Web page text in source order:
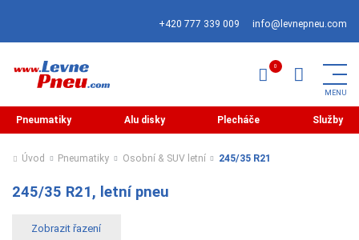
+420 777 339 009 info@levnepneu.com
Pneumatiky Alu disky Plecháče Služby
Úvod Pneumatiky Osobní & SUV letní 245/35 R21
245/35 R21, letní pneu